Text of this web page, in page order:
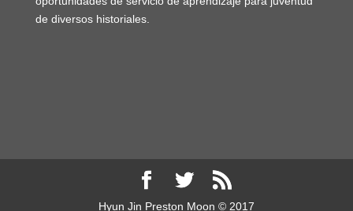
de diversos historiales.
Hyun Jin Preston Moon © 2017